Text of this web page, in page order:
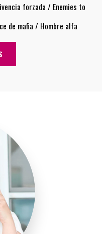
forzada / Enemies to
de mafia / Hombre alfa